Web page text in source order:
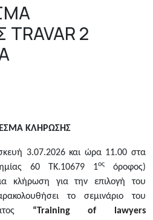
2
ΚΛΗΡΩΣΗΣ
3.07.2026 και ώρα 11.00 στα
60 ΤΚ.10679 1ος
όροφος)
κλήρωση για την επιλογή του
το σεμινάριο του
“Training of lawyers